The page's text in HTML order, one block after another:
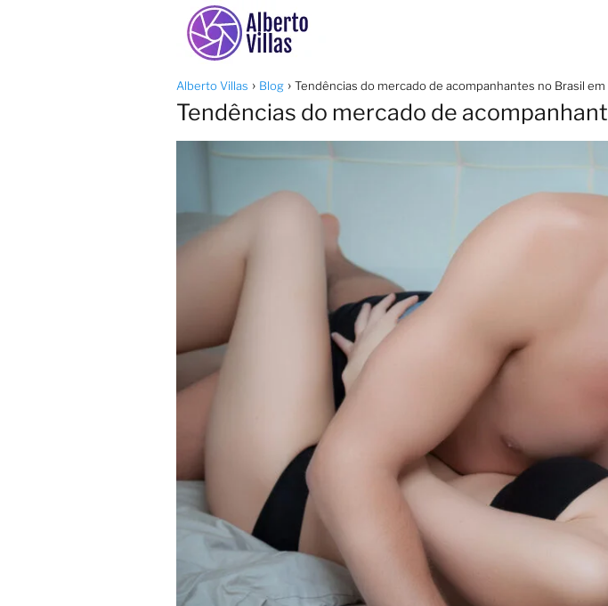
Alberto Villas Blog Tendências do mercado de acompanhantes no Brasil
Tendências do mercado de